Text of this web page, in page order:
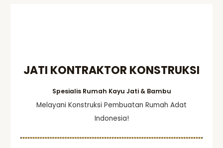
JATI KONTRAKTOR KONSTRUKSI
Spesialis Rumah Kayu Jati & Bambu
Melayani Konstruksi Pembuatan Rumah Adat
Indonesia!